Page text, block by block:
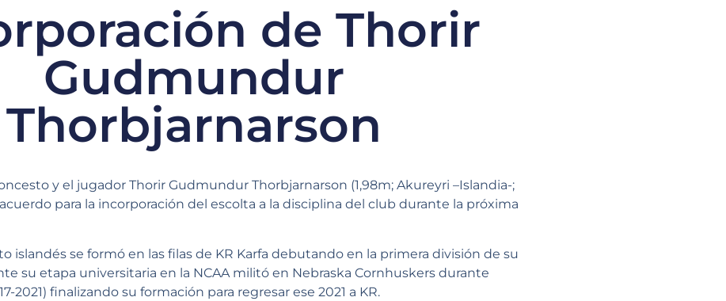
de Thorir
Gudmundur
Thorbjarnarson
y el jugador Thorir Gudmundur Thorbjarnarson (1,98m; Akureyri –Islandia-;
para la incorporación del escolta a la disciplina del club durante la próxima
islandés se formó en las filas de KR Karfa debutando en la primera división de su
su etapa universitaria en la NCAA militó en Nebraska Cornhuskers durante
2021) finalizando su formación para regresar ese 2021 a KR.